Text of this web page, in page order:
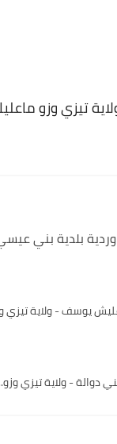
تيزي وزو ماعليك
بلدية بني
يوسف - ولاية تيزي
- ولاية تيزي